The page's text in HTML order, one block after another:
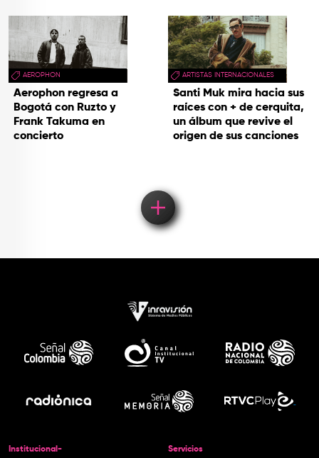
AEROPHON
Aerophon regresa a
Bogotá con Ruzto y
Frank Takuma en
concierto
ARTISTAS INTERNACIONALES
Santi Muk mira hacia sus
raíces con + de cerquita,
un álbum que revive el
origen de sus canciones
Institucional-
Servicios